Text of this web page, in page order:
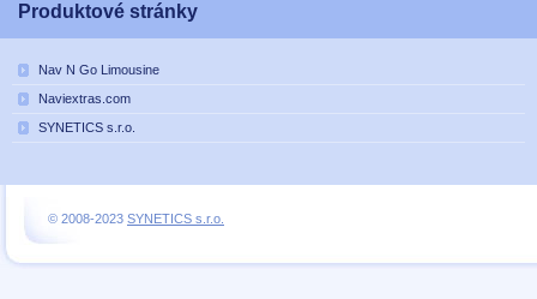
Produktové stránky
Nav N Go Limousine
Naviextras.com
SYNETICS s.r.o.
© 2008-2023 SYNETICS s.r.o.